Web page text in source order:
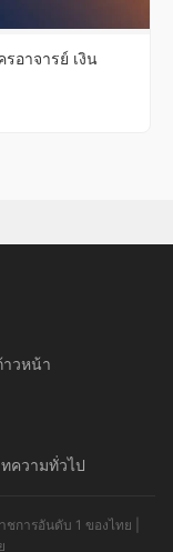
อาจารย์ เงิน
วหน้า
ความทั่วไป
การอันดับ 1 ของไทย |